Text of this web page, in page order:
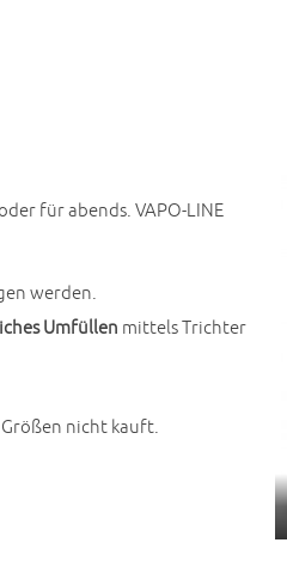
für abends. VAPO-LINE
werden.
Umfüllen mittels Trichter
nicht kauft.